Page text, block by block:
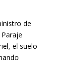
de
el suelo